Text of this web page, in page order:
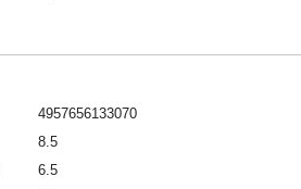
4957656133070
8.5
6.5